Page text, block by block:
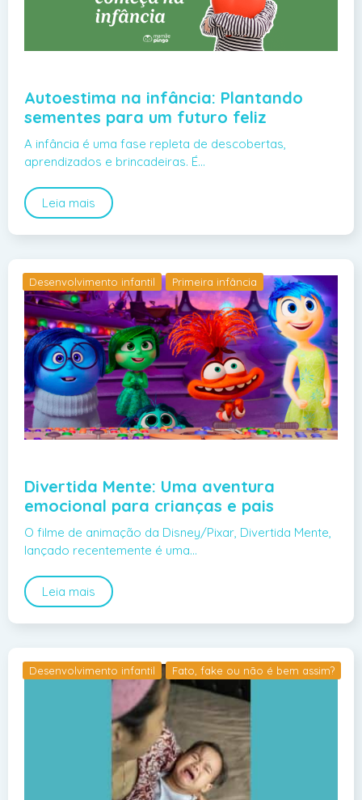
Autoestima na infância: Plantando
sementes para um futuro feliz
A infância é uma fase repleta de descobertas,
aprendizados e brincadeiras. É…
Leia mais
Desenvolvimento infantil Primeira infância
Divertida Mente: Uma aventura
emocional para crianças e pais
O filme de animação da Disney/Pixar, Divertida Mente,
lançado recentemente é uma…
Leia mais
Desenvolvimento infantil Fato, fake ou não é bem assim?